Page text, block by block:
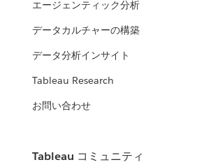
エージェンティック分析
データカルチャーの構築
データ分析インサイト
Tableau Research
お問い合わせ
Tableau コミュニティ